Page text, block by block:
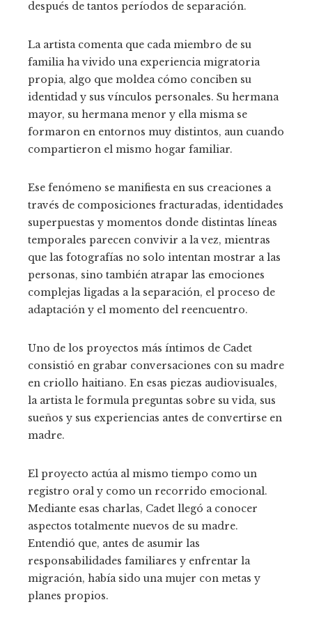
después de tantos períodos de separación.
La artista comenta que cada miembro de su
familia ha vivido una experiencia migratoria
propia, algo que moldea cómo conciben su
identidad y sus vínculos personales. Su hermana
mayor, su hermana menor y ella misma se
formaron en entornos muy distintos, aun cuando
compartieron el mismo hogar familiar.
Ese fenómeno se manifiesta en sus creaciones a
través de composiciones fracturadas, identidades
superpuestas y momentos donde distintas líneas
temporales parecen convivir a la vez, mientras
que las fotografías no solo intentan mostrar a las
personas, sino también atrapar las emociones
complejas ligadas a la separación, el proceso de
adaptación y el momento del reencuentro.
Uno de los proyectos más íntimos de Cadet
consistió en grabar conversaciones con su madre
en criollo haitiano. En esas piezas audiovisuales,
la artista le formula preguntas sobre su vida, sus
sueños y sus experiencias antes de convertirse en
madre.
El proyecto actúa al mismo tiempo como un
registro oral y como un recorrido emocional.
Mediante esas charlas, Cadet llegó a conocer
aspectos totalmente nuevos de su madre.
Entendió que, antes de asumir las
responsabilidades familiares y enfrentar la
migración, había sido una mujer con metas y
planes propios.